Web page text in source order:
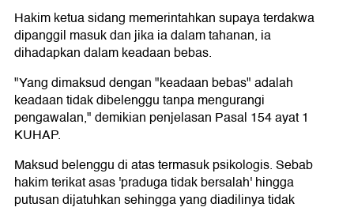
Hakim ketua sidang memerintahkan supaya terdakwa
dipanggil masuk dan jika ia dalam tahanan, ia
dihadapkan dalam keadaan bebas.
"Yang dimaksud dengan "keadaan bebas" adalah
keadaan tidak dibelenggu tanpa mengurangi
pengawalan," demikian penjelasan Pasal 154 ayat 1
KUHAP.
Maksud belenggu di atas termasuk psikologis. Sebab
hakim terikat asas 'praduga tidak bersalah' hingga
putusan dijatuhkan sehingga yang diadilinya tidak